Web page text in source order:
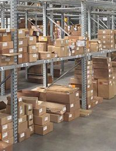
ッ
プ